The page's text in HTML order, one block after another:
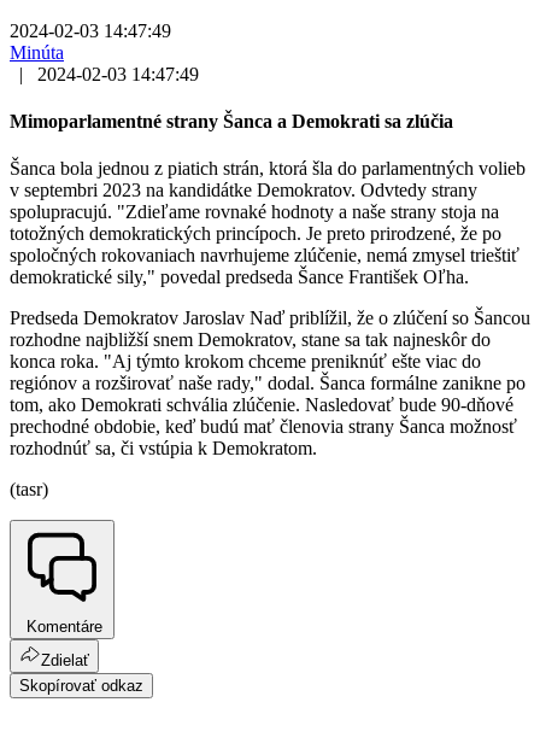
2024-02-03 14:47:49
Minúta
|
2024-02-03 14:47:49
Mimoparlamentné strany Šanca a Demokrati sa zlúčia
Šanca bola jednou z piatich strán, ktorá šla do parlamentných volieb
v septembri 2023 na kandidátke Demokratov. Odvtedy strany
spolupracujú. "Zdieľame rovnaké hodnoty a naše strany stoja na
totožných demokratických princípoch. Je preto prirodzené, že po
spoločných rokovaniach navrhujeme zlúčenie, nemá zmysel trieštiť
demokratické sily," povedal predseda Šance František Oľha.
Predseda Demokratov Jaroslav Naď priblížil, že o zlúčení so Šancou
rozhodne najbližší snem Demokratov, stane sa tak najneskôr do
konca roka. "Aj týmto krokom chceme preniknúť ešte viac do
regiónov a rozširovať naše rady," dodal. Šanca formálne zanikne po
tom, ako Demokrati schvália zlúčenie. Nasledovať bude 90-dňové
prechodné obdobie, keď budú mať členovia strany Šanca možnosť
rozhodnúť sa, či vstúpia k Demokratom.
(tasr)
Komentáre
Zdielať
Skopírovať odkaz